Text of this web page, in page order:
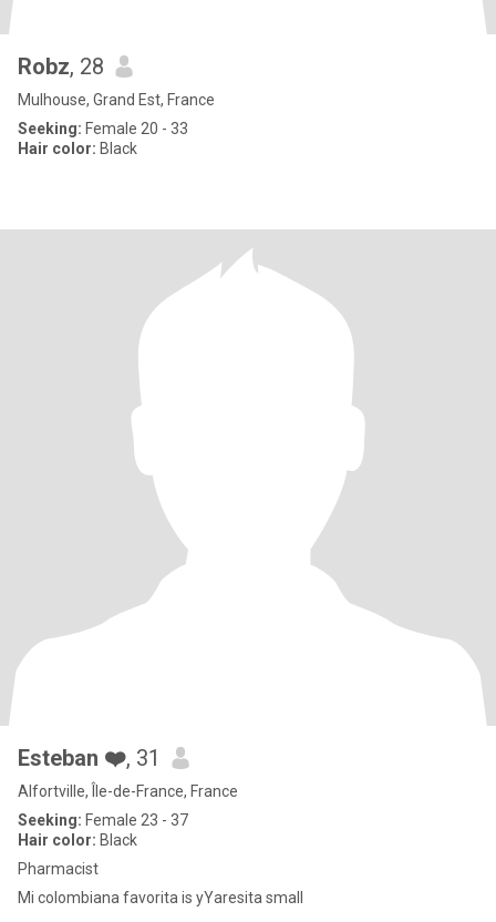
Robz, 28
Mulhouse, Grand Est, France
Seeking: Female 20 - 33
Hair color: Black
Esteban ❤️, 31
Alfortville, Île-de-France, France
Seeking: Female 23 - 37
Hair color: Black
Pharmacist
Mi colombiana favorita is yYaresita small